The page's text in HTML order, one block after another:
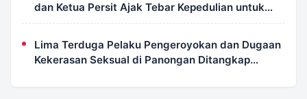
dan Ketua Persit Ajak Tebar Kepedulian untuk
Sesama
Lima Terduga Pelaku Pengeroyokan dan Dugaan
Kekerasan Seksual di Panongan Ditangkap